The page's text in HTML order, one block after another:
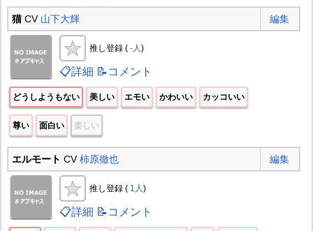
猫CV 山下大輝 編集
推し登録 ( -人)
📋詳細 📝コメント
どうしようもない 美しい エモい かわいい カッコいい
尊い 面白い 楽しい
エルモート CV柿原徹也 編集
推し登録 ( 1人)
📋詳細 📝コメント